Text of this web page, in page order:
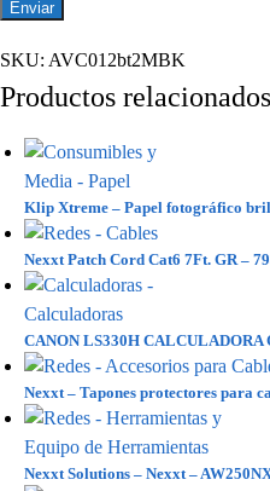
SKU: AVC012bt2MBK
Productos relacionados
Klip Xtreme – Papel fotográfico
Nexxt Patch Cord Cat6 7Ft. GR –
CANON LS330H
Nexxt – Tapones protectores para
Nexxt Solutions – Nexxt –